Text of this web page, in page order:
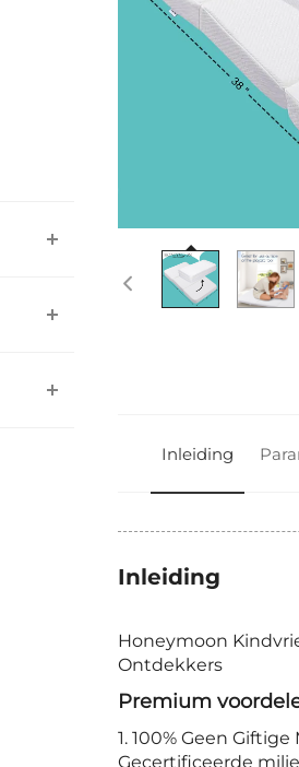
Inleiding
Inleiding
Honeymoon
Ontdekkers
Premium
1. 100% Geen
Gecertificeerde